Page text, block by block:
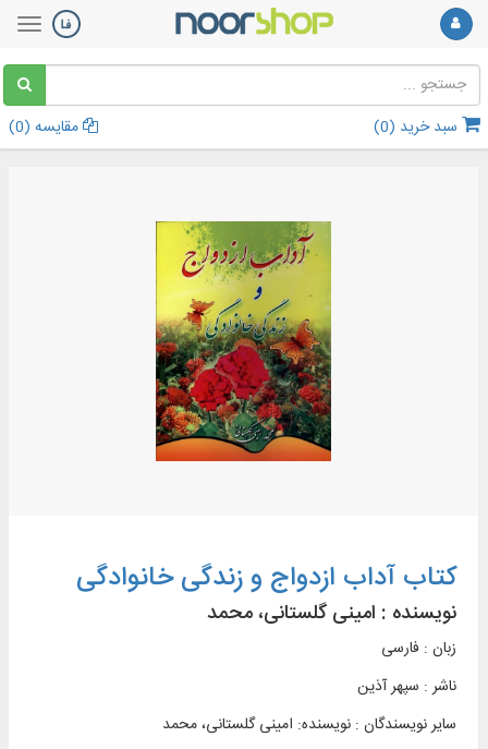
سبد خرید (0
) مقایسه (0
)
کتاب آداب ازدواج و زندگی خانوادگی
نویسنده : امینی گلستانی، محمد
زبان : فارسی
ناشر : سپهر آذين
سایر نویسندگان : نویسنده: امینی گلستانی، محمد